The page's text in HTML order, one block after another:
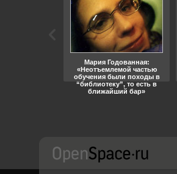
Мария Годованная:
«Неотъемлемой частью
обучения были походы в
“библиотеку”, то есть в
ближайший бар»